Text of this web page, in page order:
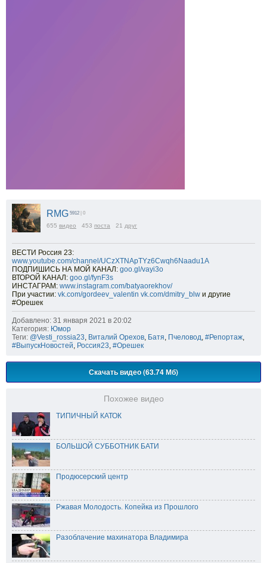
RMG 5912 | 0
655 видео 453 поста 21 друг
ВЕСТИ Россия 23:
www.youtube.com/channel/UCzXTNApTYz6Cwqh6Naadu1A
ПОДПИШИСЬ НА МОЙ КАНАЛ: goo.gl/vayi3o​
ВТОРОЙ КАНАЛ: goo.gl/fynF3s​
ИНСТАГРАМ: www.instagram.com/batyaorekhov/​
При участии: vk.com/gordeev_valentin​ vk.com/dmitry_blw​ и другие
#Орешек
Добавлено: 31 января 2021 в 20:02
Категория: Юмор
Теги: @Vesti_rossia23, Виталий Орехов, Батя, Пчеловод, #Репортаж,
#ВыпускНовостей, Россия23, #Орешек
Скачать видео (63.74 Мб)
Похожее видео
ТИПИЧНЫЙ КАТОК
БОЛЬШОЙ СУББОТНИК БАТИ
Продюсерский центр
Ржавая Молодость. Копейка из Прошлого
Разоблачение махинатора Владимира